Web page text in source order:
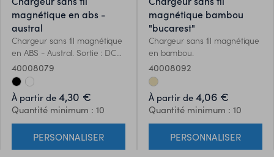
magnétique en abs -
austral
Chargeur sans fil magnétique
en ABS - Austral. Sortie : DC
9V/1.1A (10W) pour une charge
rapide. Compatible avec
l'iPhone® 12 et plus récent.
Comprend un anneau
métallique magnétique
supplémentaire pour prendre
en charge la charge d'autres
téléphones non magnétiques
40008079
À partir de 4,30 €
Quantité minimum : 10
PERSONNALISER
magnétique bambou
"bucarest"
Chargeur sans fil magnétique
en bambou.
40008092
À partir de 4,06 €
Quantité minimum : 10
PERSONNALISER